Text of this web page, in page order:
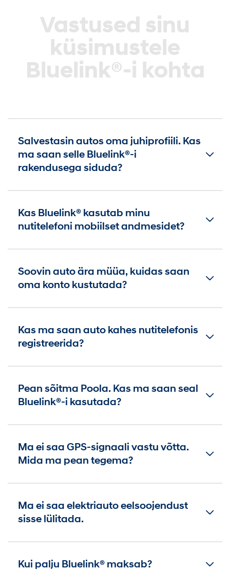
Vastused sinu
küsimustele
Bluelink®-i kohta
Salvestasin autos oma juhiprofiili. Kas
ma saan selle Bluelink®-i
rakendusega siduda?
Kas Bluelink® kasutab minu
nutitelefoni mobiilset andmesidet?
Soovin auto ära müüa, kuidas saan
oma konto kustutada?
Kas ma saan auto kahes nutitelefonis
registreerida?
Pean sõitma Poola. Kas ma saan seal
Bluelink®-i kasutada?
Ma ei saa GPS-signaali vastu võtta.
Mida ma pean tegema?
Ma ei saa elektriauto eelsoojendust
sisse lülitada.
Kui palju Bluelink® maksab?